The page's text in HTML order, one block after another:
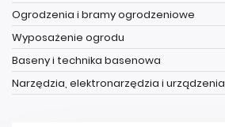
Ogrodzenia i bramy ogrodzeniowe
Wyposażenie ogrodu
Baseny i technika basenowa
Narzędzia, elektronarzędzia i urządzenia